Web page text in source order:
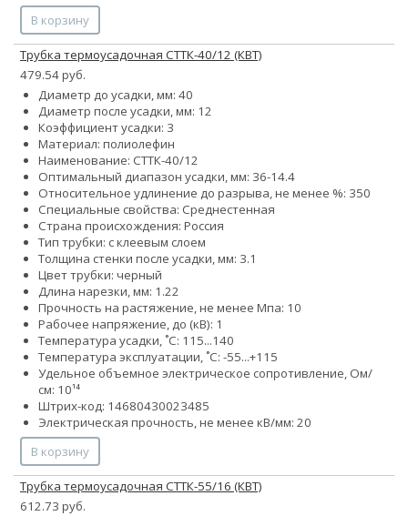
В корзину
Трубка термоусадочная СТТК-40/12 (КВТ)
479.54 руб.
Диаметр до усадки, мм: 40
Диаметр после усадки, мм: 12
Коэффициент усадки: 3
Материал: полиолефин
Наименование: СТТК-40/12
Оптимальный диапазон усадки, мм: 36-14.4
Относительное удлинение до разрыва, не менее %: 350
Специальные свойства: Среднестенная
Страна происхождения: Россия
Тип трубки: с клеевым слоем
Толщина стенки после усадки, мм: 3.1
Цвет трубки: черный
Длина нарезки, мм: 1.22
Прочность на растяжение, не менее Мпа: 10
Рабочее напряжение, до (кВ): 1
Температура усадки, ˚С: 115...140
Температура эксплуатации, ˚С: -55...+115
Удельное объемное электрическое сопротивление, Ом/
см: 10¹⁴
Штрих-код: 14680430023485
Электрическая прочность, не менее кВ/мм: 20
В корзину
Трубка термоусадочная СТТК-55/16 (КВТ)
612.73 руб.